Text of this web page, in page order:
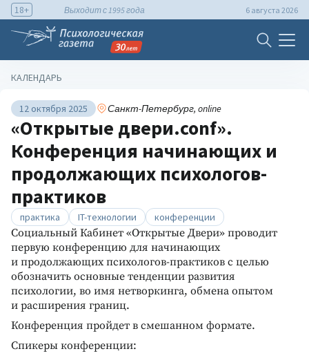
18+ Выходит с 1995 года 6 августа 2026
КАЛЕНДАРЬ
12 октября 2025 Санкт-Петербург, online
«Открытые двери.conf».
Конференция начинающих и
продолжающих психологов-
практиков
практика IT-технологии конференции
Социальный Кабинет «Открытые Двери» проводит
первую конференцию для начинающих
и продолжающих психологов-практиков с целью
обозначить основные тенденции развития
психологии, во имя нетворкинга, обмена опытом
и расширения границ.
Конференция пройдет в смешанном формате.
Спикеры конференции: